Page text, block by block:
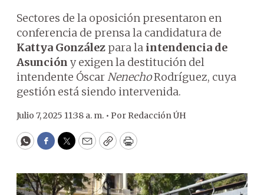
Sectores de la oposición presentaron en
conferencia de prensa la candidatura de
Kattya González para la intendencia de
Asunción y exigen la destitución del
intendente ÓscarNenechoRodríguez, cuya
gestión está siendo intervenida.
Julio 7, 2025 11:38 a. m. • Por Redacción ÚH
WhatsApp
Facebook
Twitter
EmailCopyPrint